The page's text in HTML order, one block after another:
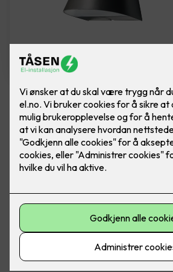
Spike
Lekker utebelysning fra SG
montert, utskifting av lampe.
Moderne LED veggarmatur med opp-
utendørs montering.